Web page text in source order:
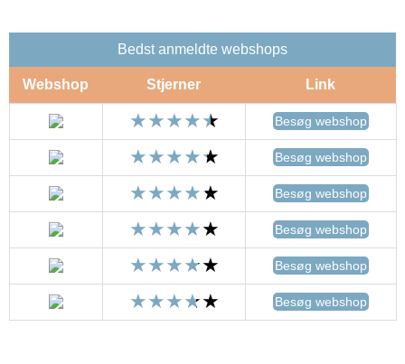
Bedst anmeldte webshops
Webshop Stjerner Link
Besøg webshop
Besøg webshop
Besøg webshop
Besøg webshop
Besøg webshop
Besøg webshop